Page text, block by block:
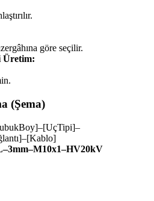
göre seçilir.
Üretim:
(Şema)